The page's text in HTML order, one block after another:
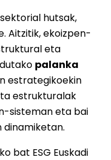
hutsak,
Aitzitik, ekoizpen-
eta
palanka
estrategikoekin
estrukturalak
sisteman eta bai
bat ESG Euskadi